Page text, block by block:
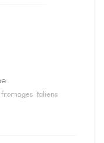
italiens